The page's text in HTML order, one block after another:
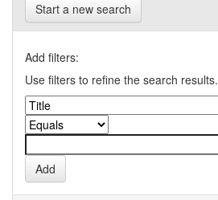
Start a new search
Add filters:
Use filters to refine the search results.